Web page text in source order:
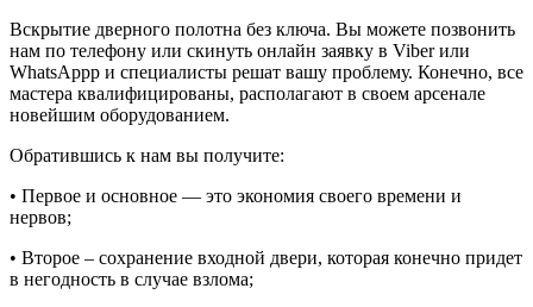
Вскрытие дверного полотна без ключа. Вы можете позвонить
нам по телефону или скинуть онлайн заявку в Viber или
WhatsAppp и специалисты решат вашу проблему. Конечно, все
мастера квалифицированы, располагают в своем арсенале
новейшим оборудованием.
Обратившись к нам вы получите:
• Первое и основное — это экономия своего времени и
нервов;
• Второе – сохранение входной двери, которая конечно придет
в негодность в случае взлома;